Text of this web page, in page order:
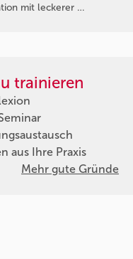
mit leckerer …
trainieren
aus Ihre Praxis
Mehr gute Gründe